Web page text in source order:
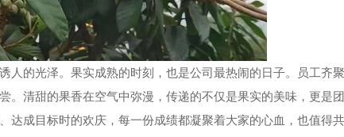
人的光泽。果实成熟的时刻，也是公司最热闹的日子。员工齐
。清甜的果香在空气中弥漫，传递的不仅是果实的美味，更是
达成目标时的欢庆，每一份成绩都凝聚着大家的心血，也值得